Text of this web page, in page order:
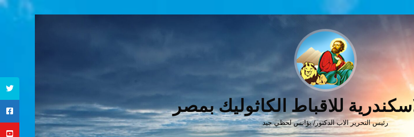
للاقباط الكاثوليك بمصر
رئيس التحرير الاب الدكتور/ يؤانس لحظي جيد